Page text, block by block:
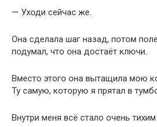
— Уходи сейчас же.
Она сделала шаг назад, потом
подумал, что она достаёт ключи.
Вместо этого она вытащила мою
Ту самую, которую я прятал в
Внутри меня всё стало очень